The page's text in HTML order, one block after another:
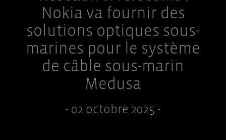
Nokia va fournir des
solutions optiques sous-
marines pour le système
de câble sous-marin
Medusa
- 02 octobre 2025 -